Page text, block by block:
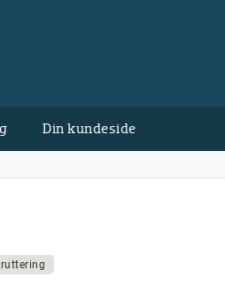
Din kundeside